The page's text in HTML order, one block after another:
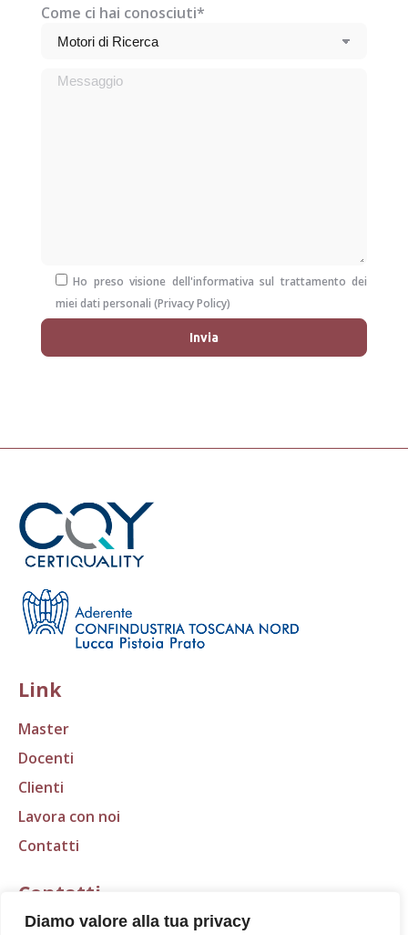
Diamo valore alla tua privacy
Come ci hai conosciuti*
Ho preso visione dell'informativa sul trattamento dei
miei dati personali (Privacy Policy)
Link
Master
Docenti
Clienti
Lavora con noi
Contatti
Contatti